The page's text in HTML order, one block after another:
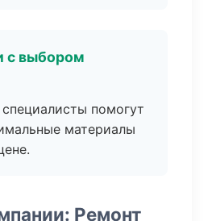
с выбором
помогут
материалы
Ремонт